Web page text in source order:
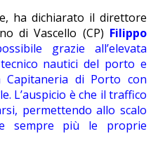
ha dichiarato il direttore
di Vascello (CP) Filippo
grazie all’elevata
nautici del porto e
Capitaneria di Porto con
L’auspicio è che il traffico
permettendo allo scalo
sempre più le proprie